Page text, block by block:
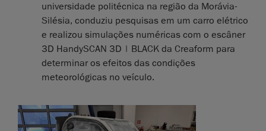
universidade politécnica na região da Morávia-
Silésia, conduziu pesquisas em um carro elétrico
e realizou simulações numéricas com o escâner
3D HandySCAN 3D | BLACK da Creaform para
determinar os efeitos das condições
meteorológicas no veículo.